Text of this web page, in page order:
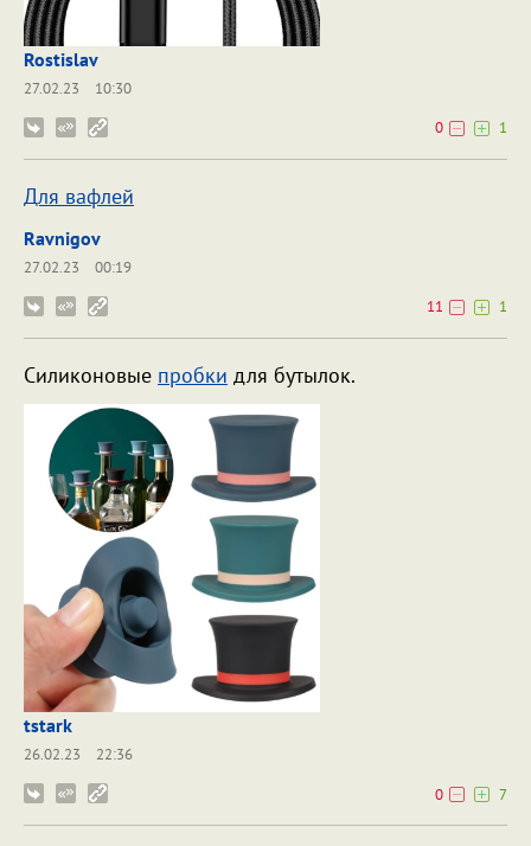
Rostislav
27.02.23
10:30
0
1
Для вафлей
Ravnigov
27.02.23
00:19
11
1
Силиконовые пробки для бутылок.
tstark
26.02.23
22:36
0
7